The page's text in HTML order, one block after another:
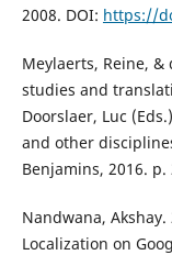
2008. DOI: https://
Meylaerts, Reine,
studies and
Doorslaer, Luc
and other
Benjamins, 2016. p.
Nandwana,
Localization on